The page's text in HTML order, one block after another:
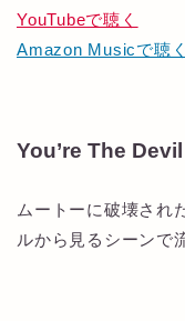
YouTubeで聴く
Amazon Musicで聴く
You’re The
ムートーに破壊され
ルから見るシーンで